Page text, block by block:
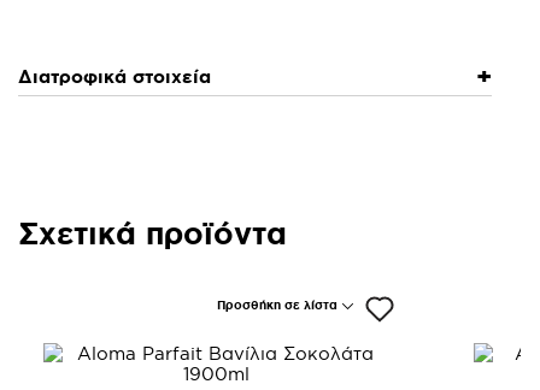
Διατροφικά στοιχεία
Σχετικά προϊόντα
Προσθήκη σε λίστα